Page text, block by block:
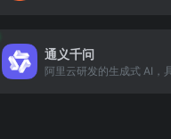
通义千问